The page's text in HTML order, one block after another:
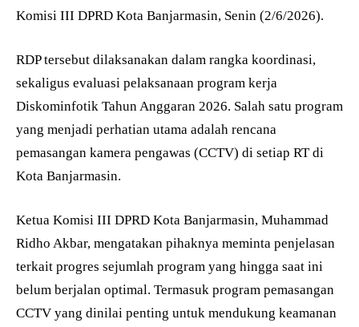
Komisi III DPRD Kota Banjarmasin, Senin (2/6/2026).
RDP tersebut dilaksanakan dalam rangka koordinasi,
sekaligus evaluasi pelaksanaan program kerja
Diskominfotik Tahun Anggaran 2026. Salah satu program
yang menjadi perhatian utama adalah rencana
pemasangan kamera pengawas (CCTV) di setiap RT di
Kota Banjarmasin.
Ketua Komisi III DPRD Kota Banjarmasin, Muhammad
Ridho Akbar, mengatakan pihaknya meminta penjelasan
terkait progres sejumlah program yang hingga saat ini
belum berjalan optimal. Termasuk program pemasangan
CCTV yang dinilai penting untuk mendukung keamanan